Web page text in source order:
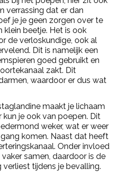
verrassing dat er dan
je je geen zorgen over te
klein beetje. Het is ook
de verloskundige, ook al
Dit is namelijk een
goed gebruikt en
zakt. Dit
waardoor er dus wat
maakt je lichaam
kun je ook van poepen. Dit
weker, wat er weer
komen. Naast dat heeft
Onder invloed
samen, daardoor is de
tijdens je bevalling.